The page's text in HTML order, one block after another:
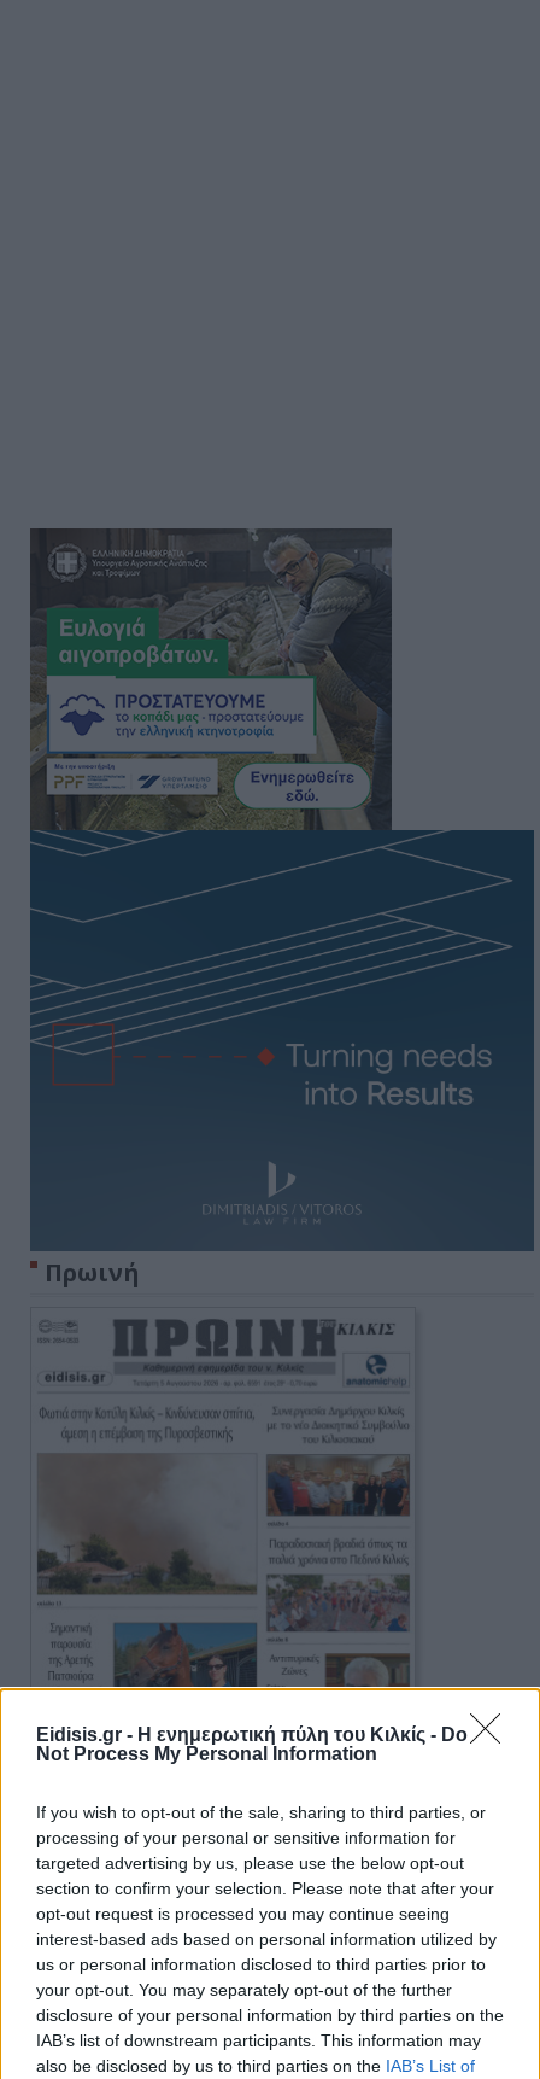
Eidisis.gr - Η ενημερωτική πύλη του Κιλκίς - Do
Not Process My Personal Information
If you wish to opt-out of the sale, sharing to third parties, or
processing of your personal or sensitive information for
targeted advertising by us, please use the below opt-out
section to confirm your selection. Please note that after your
opt-out request is processed you may continue seeing
interest-based ads based on personal information utilized by
us or personal information disclosed to third parties prior to
your opt-out. You may separately opt-out of the further
disclosure of your personal information by third parties on the
IAB’s list of downstream participants. This information may
also be disclosed by us to third parties on the IAB’s List of
Πρωινή
Πρωινή 5-8-2026
Ειδήσεις